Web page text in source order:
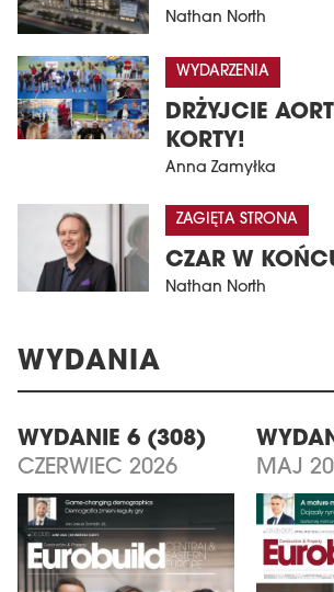
Nathan North
WYDARZENIA
DRŻYJCIE
KORTY!
Anna Zamyłka
ZAGIĘTA STRONA
CZAR W
Nathan North
WYDANIA
WYDANIE 6 (308)
CZERWIEC 2026
MAJ